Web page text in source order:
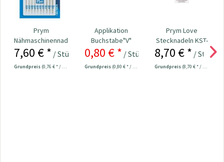
Prym
Nähmaschinennadeln
130/705
Universal...
7,60 € * / Stück
Grundpreis (0,76 € * / 1 Stück)
Applikation
Buchstabe"V"
jeansoptik
0,80 € * / Stück 0,95 € *
Grundpreis (0,80 € * / 1 Stück)
Prym Love
Stecknadeln KST-
Kopf 50 x 0,60...
8,70 € * / Stück
Grundpreis (8,70 € * / 1 Stück)